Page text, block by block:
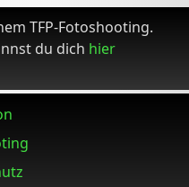
TFP-Fotoshooting.
du dich hier